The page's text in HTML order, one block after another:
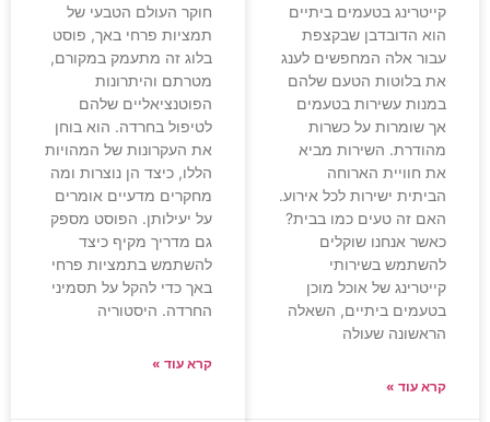
קייטרינג בטעמים ביתיים
הוא הדובדבן שבקצפת
עבור אלה המחפשים לענג
את בלוטות הטעם שלהם
במנות עשירות בטעמים
אך שומרות על כשרות
מהודרת. השירות מביא
את חוויית הארוחה
הביתית ישירות לכל אירוע.
האם זה טעים כמו בבית?
כאשר אנחנו שוקלים
להשתמש בשירותי
קייטרינג של אוכל מוכן
בטעמים ביתיים, השאלה
הראשונה שעולה
קרא עוד »
חוקר העולם הטבעי של
תמציות פרחי באך, פוסט
בלוג זה מתעמק במקורם,
מטרתם והיתרונות
הפוטנציאליים שלהם
לטיפול בחרדה. הוא בוחן
את העקרונות של המהויות
הללו, כיצד הן נוצרות ומה
מחקרים מדעיים אומרים
על יעילותן. הפוסט מספק
גם מדריך מקיף כיצד
להשתמש בתמציות פרחי
באך כדי להקל על תסמיני
החרדה. היסטוריה
קרא עוד »